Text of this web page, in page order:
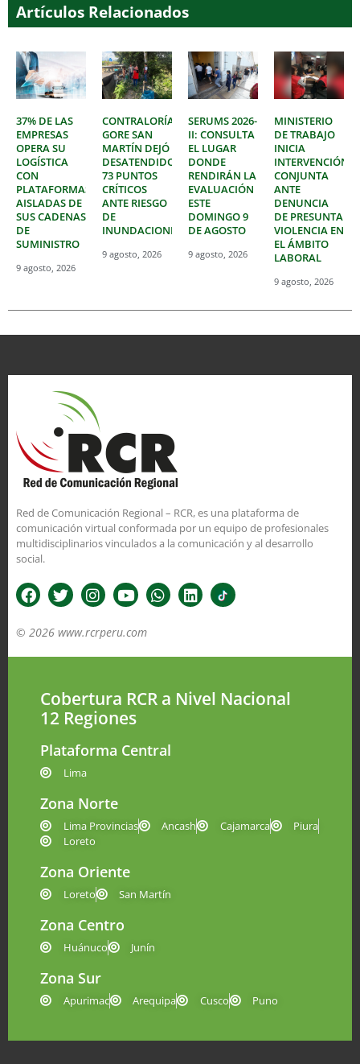
Artículos Relacionados
37% DE LAS
EMPRESAS
OPERA SU
LOGÍSTICA
CON
PLATAFORMAS
AISLADAS DE
SUS CADENAS
DE
SUMINISTRO
9 agosto, 2026
CONTRALORÍA:
GORE SAN
MARTÍN DEJÓ
DESATENDIDOS
73 PUNTOS
CRÍTICOS
ANTE RIESGO
DE
INUNDACIONES
9 agosto, 2026
SERUMS 2026-
II: CONSULTA
EL LUGAR
DONDE
RENDIRÁN LA
EVALUACIÓN
ESTE
DOMINGO 9
DE AGOSTO
9 agosto, 2026
MINISTERIO
DE TRABAJO
INICIA
INTERVENCIÓN
CONJUNTA
ANTE
DENUNCIA
DE PRESUNTA
VIOLENCIA EN
EL ÁMBITO
LABORAL
9 agosto, 2026
Red de Comunicación Regional – RCR, es una plataforma de
comunicación virtual conformada por un equipo de profesionales
multidisciplinarios vinculados a la comunicación y al desarrollo
social.
© 2026 www.rcrperu.com
Cobertura RCR a Nivel Nacional
12 Regiones
Plataforma Central
Lima
Zona Norte
Lima Provincias Ancash Cajamarca
Piura
Loreto
Zona Oriente
Loreto San Martín
Zona Centro
Huánuco Junín
Zona Sur
Apurimac Arequipa Cusco Puno